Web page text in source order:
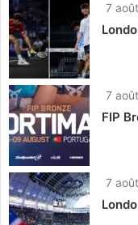
7
7
FIP
7